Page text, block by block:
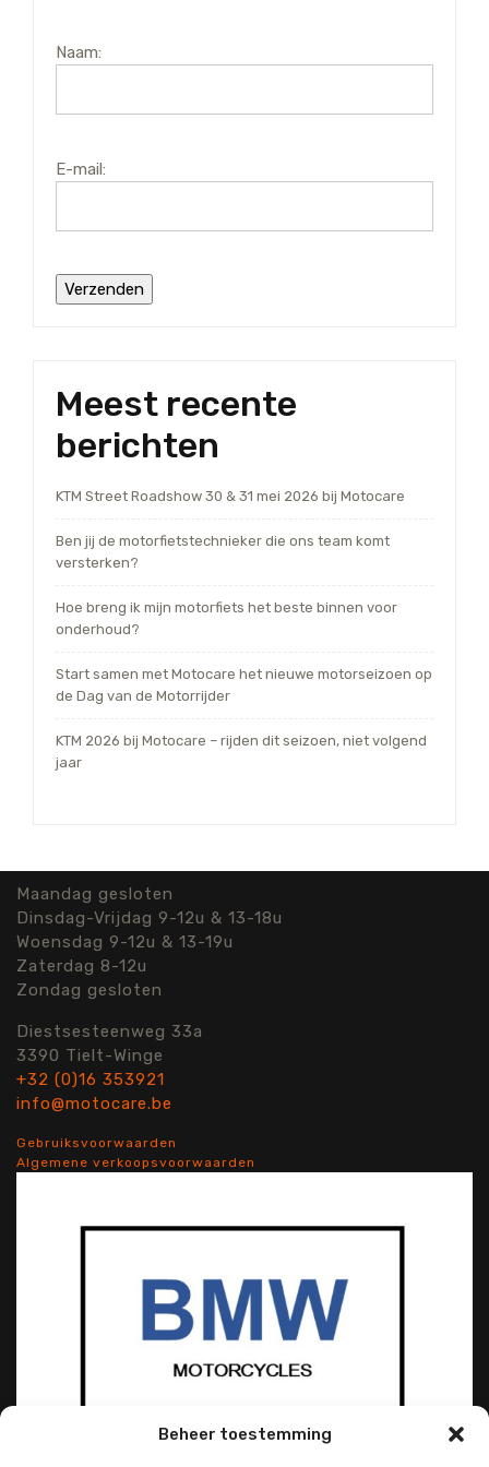
Beheer toestemming
Naam:
E-mail:
Meest recente
berichten
KTM Street Roadshow 30 & 31 mei 2026 bij Motocare
Ben jij de motorfietstechnieker die ons team komt
versterken?
Hoe breng ik mijn motorfiets het beste binnen voor
onderhoud?
Start samen met Motocare het nieuwe motorseizoen op
de Dag van de Motorrijder
KTM 2026 bij Motocare – rijden dit seizoen, niet volgend
jaar
Maandag gesloten
Dinsdag-Vrijdag 9-12u & 13-18u
Woensdag 9-12u & 13-19u
Zaterdag 8-12u
Zondag gesloten
Diestsesteenweg 33a
3390 Tielt-Winge
+32 (0)16 353921
info@motocare.be
Gebruiksvoorwaarden
Algemene verkoopsvoorwaarden